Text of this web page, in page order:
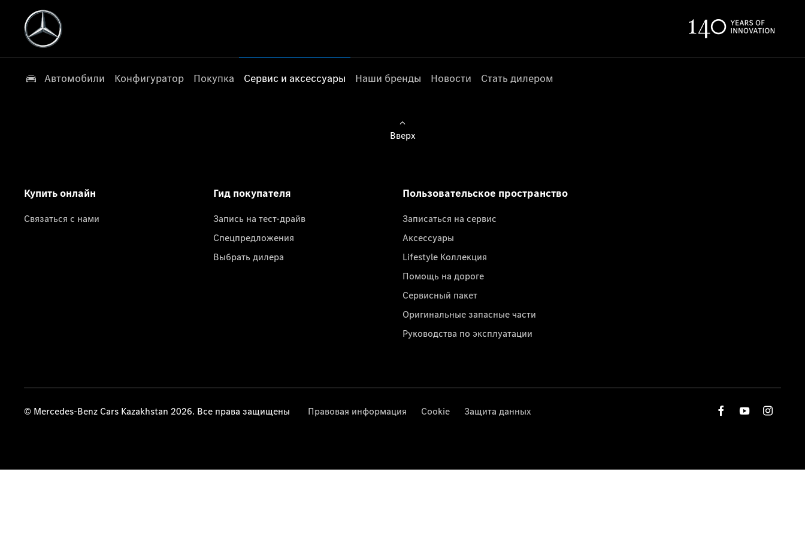
Автомобили Конфигуратор Покупка Сервис и аксессуары Наши бренды Новости Стать дилером
Вверх
Купить онлайн
Связаться с нами
Гид покупателя
Запись на тест-драйв
Спецпредложения
Выбрать дилера
Пользовательское пространство
Записаться на сервис
Аксессуары
Lifestyle Коллекция
Помощь на дороге
Сервисный пакет
Оригинальные запасные части
Руководства по эксплуатации
© Mercedes-Benz Cars Kazakhstan 2026. Все права защищены Правовая информация Cookie Защита данных